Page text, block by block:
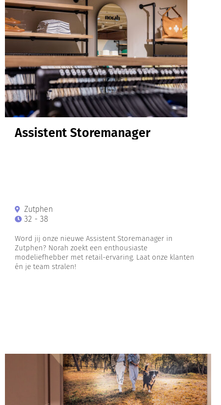
Assistent Storemanager
Zutphen
32 - 38
Word jij onze nieuwe Assistent Storemanager in
Zutphen? Norah zoekt een enthousiaste
modeliefhebber met retail-ervaring. Laat onze klanten
én je team stralen!